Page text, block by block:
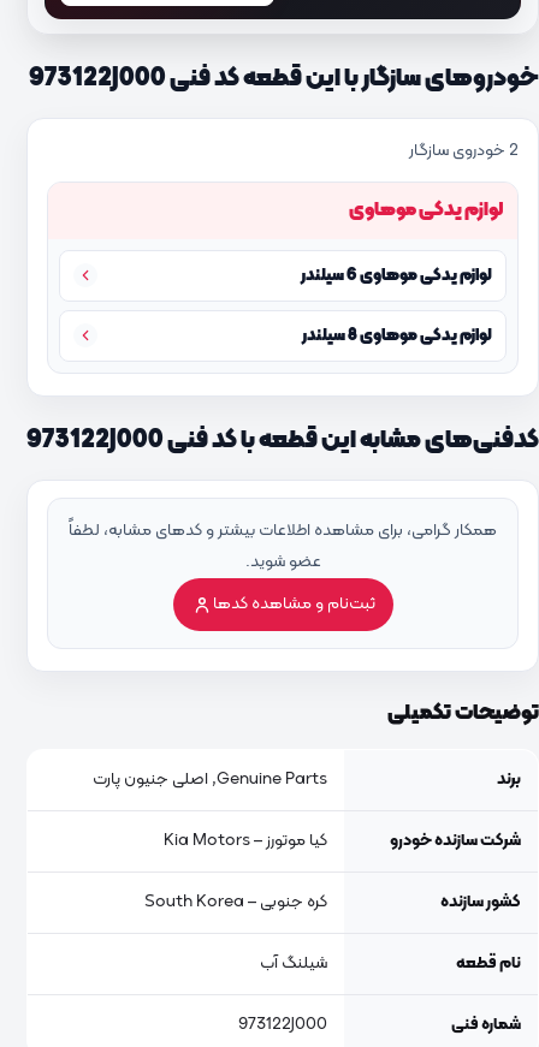
خودروهای سازگار با این قطعه کد فنی 973122J000
2 خودروی سازگار
لوازم یدکی موهاوی
لوازم یدکی موهاوی 6 سیلندر
لوازم یدکی موهاوی 8 سیلندر
کدفنی‌های مشابه این قطعه با کد فنی 973122J000
همکار گرامی، برای مشاهده اطلاعات بیشتر و کدهای مشابه، لطفاً
عضو شوید.
ثبت‌نام و مشاهده کدها
توضیحات تکمیلی
برند Genuine Parts, اصلی جنیون پارت
شرکت سازنده خودرو کیا موتورز – Kia Motors
کشور سازنده کره جنوبی – South Korea
نام قطعه شیلنگ آب
شماره فنی 973122J000